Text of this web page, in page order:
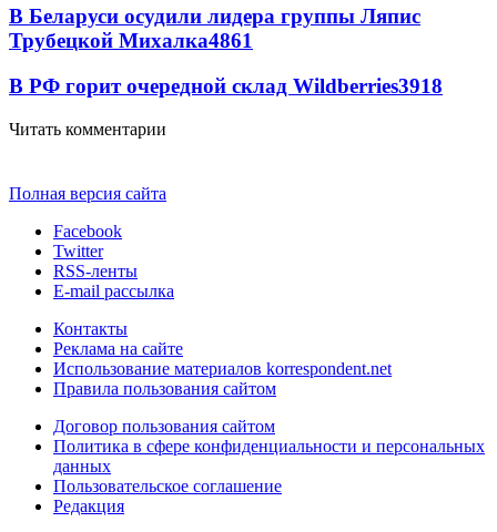
В Беларуси осудили лидера группы Ляпис
Трубецкой Михалка4861
В РФ горит очередной склад Wildberries3918
Читать комментарии
Полная версия сайта
Facebook
Twitter
RSS-ленты
E-mail рассылка
Контакты
Реклама на сайте
Использование материалов korrespondent.net
Правила пользования сайтом
Договор пользования сайтом
Политика в сфере конфиденциальности и персональных
данных
Пользовательское соглашение
Редакция